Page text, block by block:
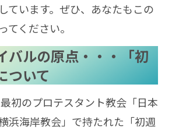
ています。ぜひ、あなたもこの
てください。
バルの原点・・・「初
ついて
初のプロテスタント教会「日本
浜海岸教会」で持たれた「初週